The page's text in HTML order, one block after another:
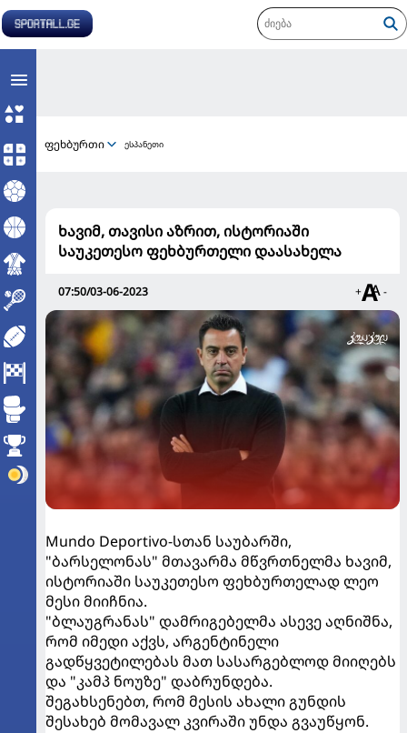
ფეხბურთი ესპანეთი
ხავიმ, თავისი აზრით, ისტორიაში
საუკეთესო ფეხბურთელი დაასახელა
07:50/03-06-2023 + -
Mundo Deportivo-სთან საუბარში,
"ბარსელონას" მთავარმა მწვრთნელმა ხავიმ,
ისტორიაში საუკეთესო ფეხბურთელად ლეო
მესი მიიჩნია.
"ბლაუგრანას" დამრიგებელმა ასევე აღნიშნა,
რომ იმედი აქვს, არგენტინელი
გადწყვეტილებას მათ სასარგებლოდ მიიღებს
და "კამპ ნოუზე" დაბრუნდება.
შეგახსენებთ, რომ მესის ახალი გუნდის
შესახებ მომავალ კვირაში უნდა გვაუწყონ.